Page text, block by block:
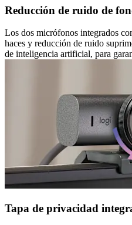
Reducción de ruido de
Los dos micrófonos integrados
haces y reducción de ruido
de inteligencia artificial, para
Tapa de privacidad